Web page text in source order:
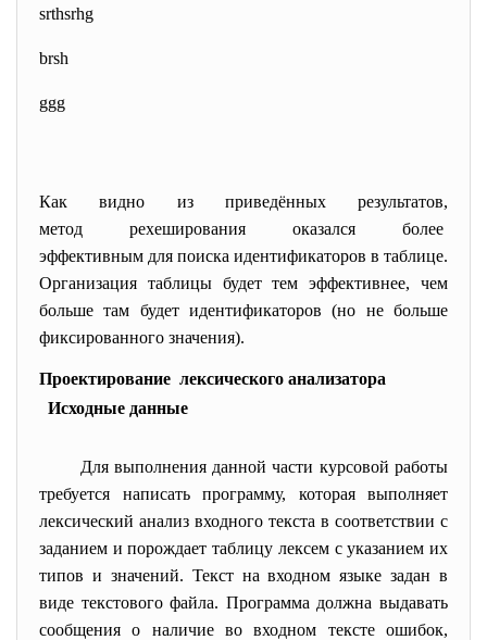
srthsrhg
brsh
ggg
Как видно из приведённых результатов,
метод рехеширования оказался более
эффективным для поиска идентификаторов в таблице.
Организация таблицы будет тем эффективнее, чем
больше там будет идентификаторов (но не больше
фиксированного значения).
Проектирование лексического анализатора
Исходные данные
Для выполнения данной части курсовой работы
требуется написать программу, которая выполняет
лексический анализ входного текста в соответствии с
заданием и порождает таблицу лексем с указанием их
типов и значений. Текст на входном языке задан в
виде текстового файла. Программа должна выдавать
сообщения о наличие во входном тексте ошибок,